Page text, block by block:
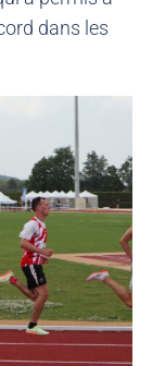
dans les